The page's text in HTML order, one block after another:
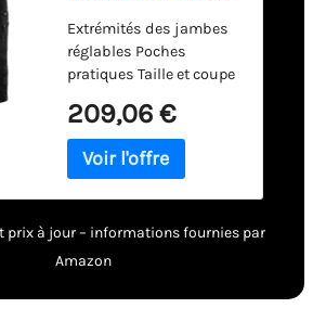
56/S
Extrémités des jambes
réglables Poches
pratiques Taille et coupe
normales
209,06 €
prix à jour – informations fournies par
Amazon